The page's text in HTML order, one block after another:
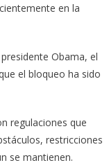
en la
Obama, el
el bloqueo ha sido
regulaciones que
restricciones
se mantienen.